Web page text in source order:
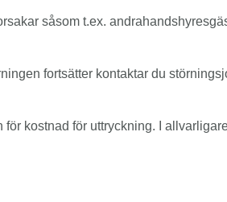
såsom t.ex.
fortsätter kontaktar du
kostnad för uttryckning. I